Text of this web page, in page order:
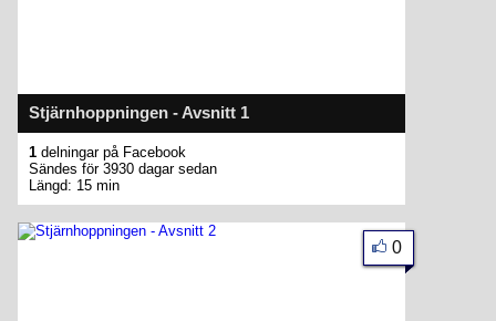
Stjärnhoppningen - Avsnitt 1
1 delningar på Facebook
Sändes för 3930 dagar sedan
Längd: 15 min
0